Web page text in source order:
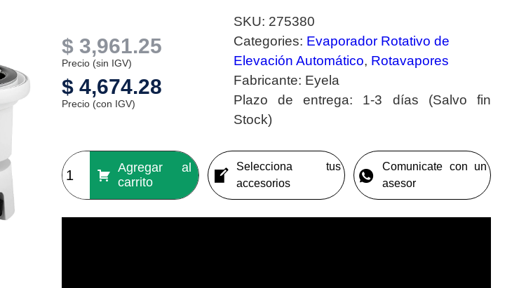
$ 3,961.25
Precio (sin IGV)
$ 4,674.28
Precio (con IGV)
SKU: 275380
Categories: Evaporador Rotativo de
Elevación Automático, Rotavapores
Fabricante: Eyela
Plazo de entrega: 1-3 días (Salvo fin
Stock)
Agregar al
carrito
Selecciona tus
accesorios
Comunicate con un
asesor